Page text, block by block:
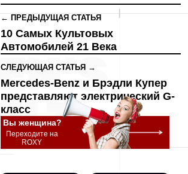
← ПРЕДЫДУЩАЯ СТАТЬЯ
10 Самых Культовых
Автомобилей 21 Века
СЛЕДУЮЩАЯ СТАТЬЯ →
Mercedes-Benz и Брэдли Купер
представляют электрический G-
класс
Вы женщина?
Переходите на
ROXY